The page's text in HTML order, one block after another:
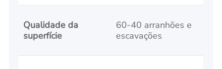
Qualidade da
superfície
60-40 arranhões e
escavações